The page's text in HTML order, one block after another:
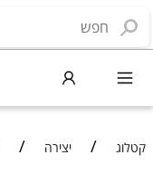
קטלוג / יצירה /